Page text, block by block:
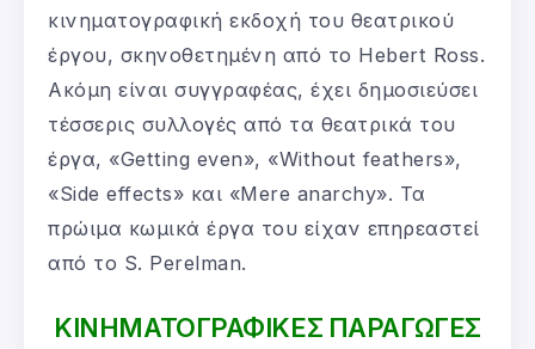
κινηματογραφική εκδοχή του θεατρικού
έργου, σκηνοθετημένη από το Hebert Ross.
Ακόμη είναι συγγραφέας, έχει δημοσιεύσει
τέσσερις συλλογές από τα θεατρικά του
έργα, «Getting even», «Without feathers»,
«Side effects» και «Mere anarchy». Τα
πρώιμα κωμικά έργα του είχαν επηρεαστεί
από το S. Perelman.
ΚΙΝΗΜΑΤΟΓΡΑΦΙΚΕΣ ΠΑΡΑΓΩΓΕΣ